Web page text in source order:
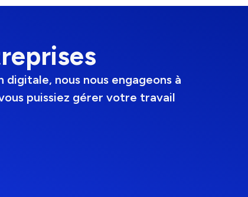
nous nous engageons à
puissiez gérer votre travail